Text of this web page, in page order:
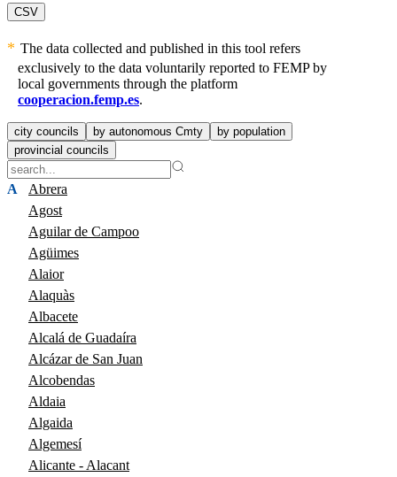
CSV
The data collected and published in this tool refers
exclusively to the data voluntarily reported to FEMP by
local governments through the platform
cooperacion.femp.es.
city councils by autonomous Cmty
by population
provincial councils
A
Abrera
Agost
Aguilar de Campoo
Agüimes
Alaior
Alaquàs
Albacete
Alcalá de Guadaíra
Alcázar de San Juan
Alcobendas
Aldaia
Algaida
Algemesí
Alicante - Alacant